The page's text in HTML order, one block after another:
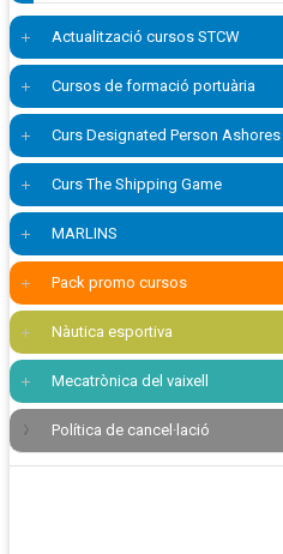
Actualització cursos STCW
Cursos de formació portuària
Curs Designated Person Ashores
Curs The Shipping Game
MARLINS
Pack promo cursos
Nàutica esportiva
Mecatrònica del vaixell
Política de cancel·lació